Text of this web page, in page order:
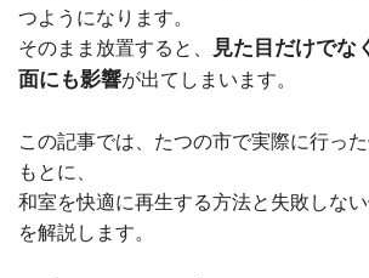
つようになります。
そのまま放置すると、
見た目だけでな
面にも影響が出てしまいます。
この記事では、たつの市で実際に行っ
もとに、
和室を快適に再生する方法と失敗しな
を解説します。